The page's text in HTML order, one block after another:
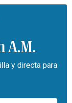
A.M.
y directa para